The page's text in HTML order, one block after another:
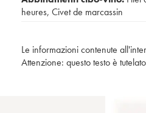
heures, Civet de marcassin
Le informazioni contenute
Attenzione: questo testo è